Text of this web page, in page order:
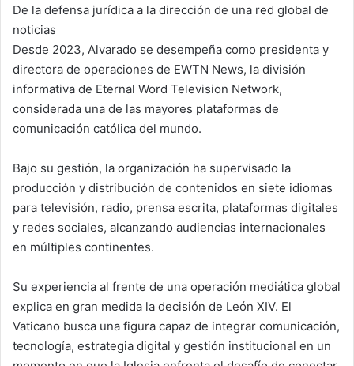
De la defensa jurídica a la dirección de una red global de
noticias
Desde 2023, Alvarado se desempeña como presidenta y
directora de operaciones de EWTN News, la división
informativa de Eternal Word Television Network,
considerada una de las mayores plataformas de
comunicación católica del mundo.
Bajo su gestión, la organización ha supervisado la
producción y distribución de contenidos en siete idiomas
para televisión, radio, prensa escrita, plataformas digitales
y redes sociales, alcanzando audiencias internacionales
en múltiples continentes.
Su experiencia al frente de una operación mediática global
explica en gran medida la decisión de León XIV. El
Vaticano busca una figura capaz de integrar comunicación,
tecnología, estrategia digital y gestión institucional en un